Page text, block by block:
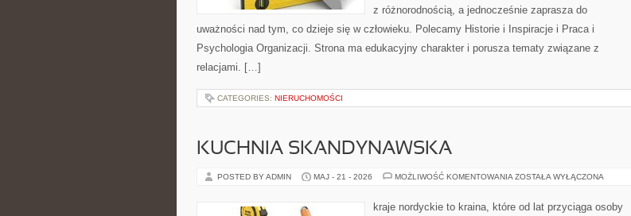
z różnorodnością, a jednocześnie zaprasza do
uważności nad tym, co dzieje się w człowieku. Polecamy Historie i Inspiracje i Praca i
Psychologia Organizacji. Strona ma edukacyjny charakter i porusza tematy związane z
relacjami. […]
CATEGORIES: NIERUCHOMOŚCI
KUCHNIA SKANDYNAWSKA
POSTED BY ADMIN MAJ - 21 - 2026 MOŻLIWOŚĆ KOMENTOWANIA KUCHNIA
ZOSTAŁA WYŁĄCZONA
kraje nordyckie to kraina, które od lat przyciąga osoby